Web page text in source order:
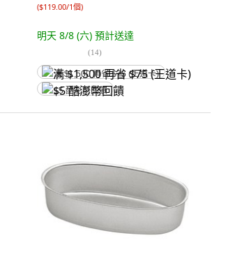
($119.00/1個)
明天 8/8 (六) 預計送達
(14)
满 $1,500 再省 $75 (王道卡)
$5 酷澎幣回饋